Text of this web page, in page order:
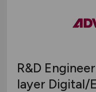
R&D
layer Digital/